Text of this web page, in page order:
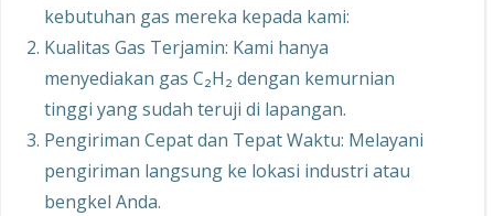
kebutuhan gas mereka kepada kami:
Kualitas Gas Terjamin: Kami hanya
menyediakan gas C₂H₂ dengan kemurnian
tinggi yang sudah teruji di lapangan.
Pengiriman Cepat dan Tepat Waktu: Melayani
pengiriman langsung ke lokasi industri atau
bengkel Anda.